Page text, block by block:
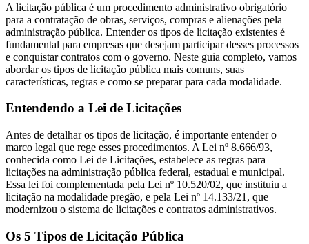
A licitação pública é um procedimento administrativo obrigatório
para a contratação de obras, serviços, compras e alienações pela
administração pública. Entender os tipos de licitação existentes é
fundamental para empresas que desejam participar desses processos
e conquistar contratos com o governo. Neste guia completo, vamos
abordar os tipos de licitação pública mais comuns, suas
características, regras e como se preparar para cada modalidade.
Entendendo a Lei de Licitações
Antes de detalhar os tipos de licitação, é importante entender o
marco legal que rege esses procedimentos. A Lei nº 8.666/93,
conhecida como Lei de Licitações, estabelece as regras para
licitações na administração pública federal, estadual e municipal.
Essa lei foi complementada pela Lei nº 10.520/02, que instituiu a
licitação na modalidade pregão, e pela Lei nº 14.133/21, que
modernizou o sistema de licitações e contratos administrativos.
Os 5 Tipos de Licitação Pública